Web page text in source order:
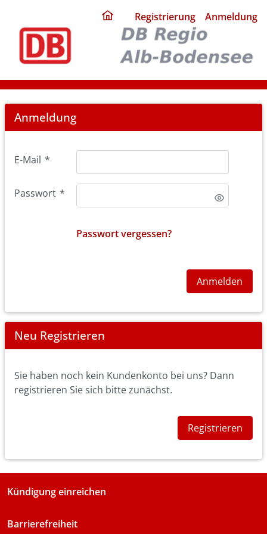
home
page
Registrierung Anmeldung
Login
Anmeldung
E-Mail *
Passwort *
Passwort vergessen?
Anmelden
Neu Registrieren
Sie haben noch kein Kundenkonto bei uns? Dann
registrieren Sie sich bitte zunächst.
Registrieren
Kündigung einreichen
Barrierefreiheit